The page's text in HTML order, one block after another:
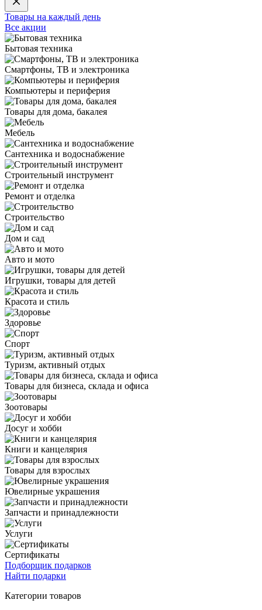
Товары на каждый день
Все акции
Бытовая техника
Смартфоны, ТВ и электроника
Компьютеры и периферия
Товары для дома, бакалея
Мебель
Сантехника и водоснабжение
Строительный инструмент
Ремонт и отделка
Строительство
Дом и сад
Авто и мото
Игрушки, товары для детей
Красота и стиль
Здоровье
Спорт
Туризм, активный отдых
Товары для бизнеса, склада и офиса
Зоотовары
Досуг и хобби
Книги и канцелярия
Товары для взрослых
Ювелирные украшения
Запчасти и принадлежности
Услуги
Сертификаты
Подборщик подарков
Найти подарки
Категории товаров